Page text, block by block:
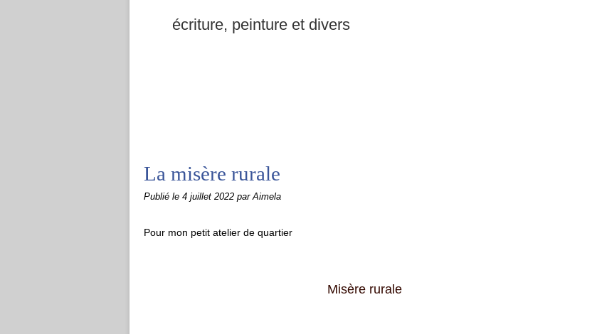
écriture, peinture et divers
La misère rurale
Publié le 4 juillet 2022 par Aimela
Pour mon petit atelier de quartier
Misère rurale